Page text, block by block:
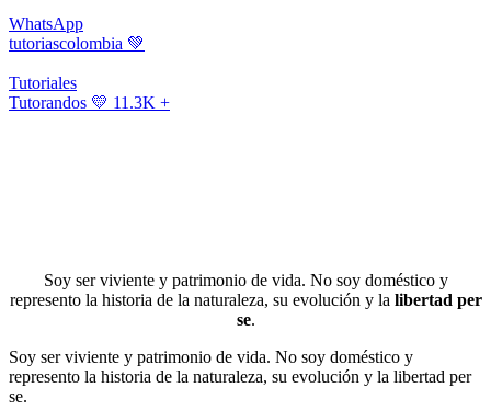
WhatsApp
tutoriascolombia 💚
Tutoriales
Tutorandos 💛 11.3K +
Soy ser viviente y patrimonio de vida. No soy doméstico y
represento la historia de la naturaleza, su evolución y la libertad per
se.
Soy ser viviente y patrimonio de vida. No soy doméstico y
represento la historia de la naturaleza, su evolución y la libertad per
se.